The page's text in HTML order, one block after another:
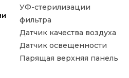
УФ-стерилизации
фильтра
Датчик качества воздуха
Датчик освещенности
Парящая верхняя панель